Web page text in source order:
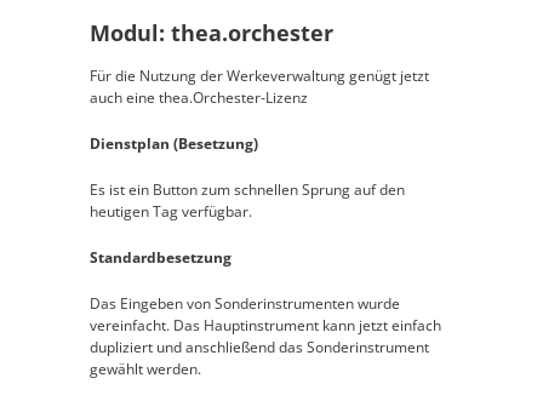
Modul: thea.orchester
Für die Nutzung der Werkeverwaltung genügt jetzt
auch eine thea.Orchester-Lizenz
Dienstplan (Besetzung)
Es ist ein Button zum schnellen Sprung auf den
heutigen Tag verfügbar.
Standardbesetzung
Das Eingeben von Sonderinstrumenten wurde
vereinfacht. Das Hauptinstrument kann jetzt einfach
dupliziert und anschließend das Sonderinstrument
gewählt werden.